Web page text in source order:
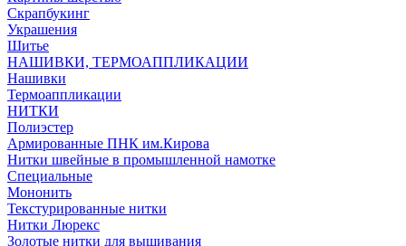
Скрапбукинг
Украшения
Шитье
НАШИВКИ, ТЕРМОАППЛИКАЦИИ
Нашивки
Термоаппликации
НИТКИ
Полиэстер
Армированные ПНК им.Кирова
Нитки швейные в промышленной намотке
Специальные
Мононить
Текстурированные нитки
Нитки Люрекс
Золотые нитки для вышивания